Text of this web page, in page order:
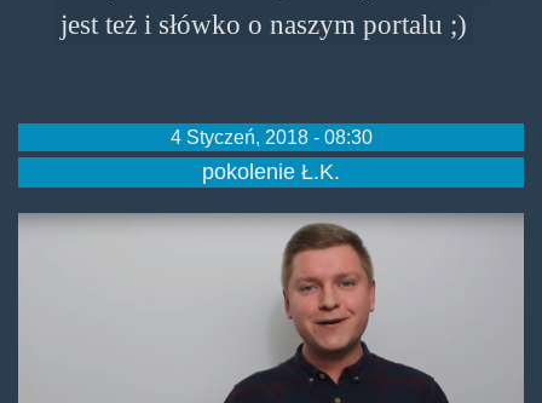
jest też i słówko o naszym portalu ;)
4 Styczeń, 2018 - 08:30
pokolenie Ł.K.
vimcocpim.jpg